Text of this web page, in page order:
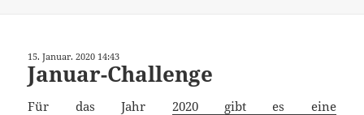
15. Januar. 2020 14:43
Januar-Challenge
Für das Jahr 2020 gibt es eine